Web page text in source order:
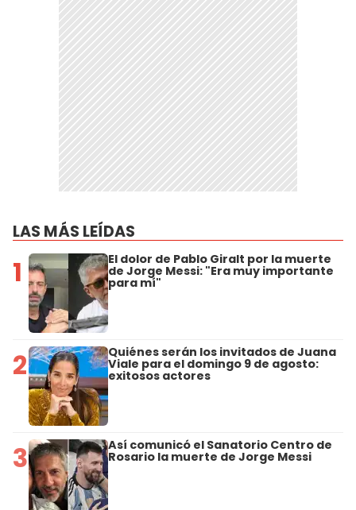
LAS MÁS LEÍDAS
1 El dolor de Pablo Giralt por la muerte
de Jorge Messi: "Era muy importante
para mí"
2 Quiénes serán los invitados de Juana
Viale para el domingo 9 de agosto:
exitosos actores
3 Así comunicó el Sanatorio Centro de
Rosario la muerte de Jorge Messi